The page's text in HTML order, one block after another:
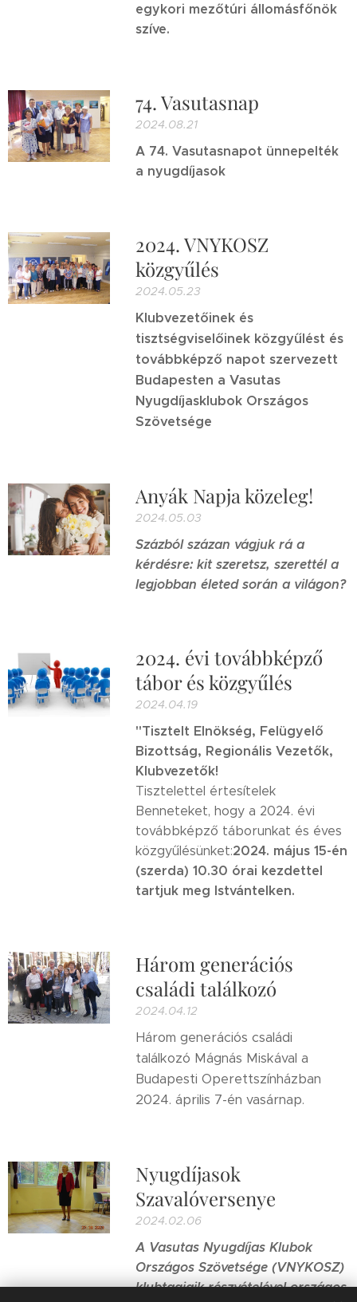
egykori mezőtúri állomásfőnök
szíve.
74. Vasutasnap
2024.08.21
A 74. Vasutasnapot ünnepelték
a nyugdíjasok
2024. VNYKOSZ
közgyűlés
2024.05.23
Klubvezetőinek és
tisztségviselőinek közgyűlést és
továbbképző napot szervezett
Budapesten a Vasutas
Nyugdíjasklubok Országos
Szövetsége
Anyák Napja közeleg!
2024.05.03
Százból százan vágjuk rá a
kérdésre: kit szeretsz, szerettél a
legjobban életed során a világon?
2024. évi továbbképző
tábor és közgyűlés
2024.04.19
"Tisztelt Elnökség, Felügyelő
Bizottság, Regionális Vezetők,
Klubvezetők!
Tisztelettel értesítelek
Benneteket, hogy a 2024. évi
továbbképző táborunkat és éves
közgyűlésünket:2024. május 15-én
(szerda) 10.30 órai kezdettel
tartjuk meg Istvántelken.
Három generációs
családi találkozó
2024.04.12
Három generációs családi
találkozó Mágnás Miskával a
Budapesti Operettszínházban
2024. április 7-én vasárnap.
Nyugdíjasok
Szavalóversenye
2024.02.06
A Vasutas Nyugdíjas Klubok
Országos Szövetsége (VNYKOSZ)
klubtagjaik részvételével országos